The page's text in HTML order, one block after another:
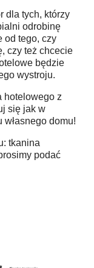
dla tych, którzy
odrobinę
od tego, czy
czy też chcecie
będzie
wystroju.
hotelowego z
się jak w
domu!
tkanina
podać